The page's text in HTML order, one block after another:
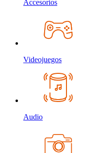
Accesorios
Videojuegos
Audio